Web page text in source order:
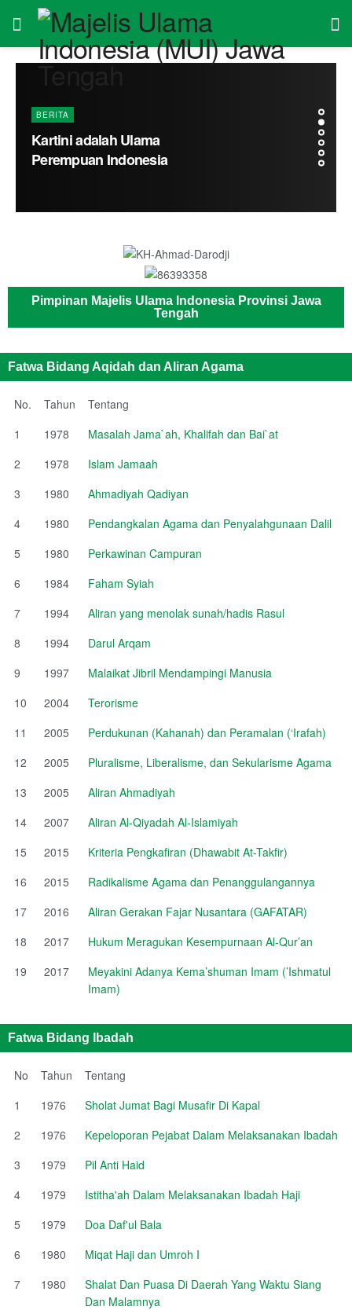
Pimpinan Majelis Ulama Indonesia Provinsi Jawa
Tengah
Fatwa Bidang Aqidah dan Aliran Agama
No. Tahun
Tentang
1
1978
Masalah Jama`ah, Khalifah dan Bai`at
2
1978
Islam Jamaah
3
1980
Ahmadiyah Qadiyan
4
1980
Pendangkalan Agama dan Penyalahgunaan Dalil
5
1980
Perkawinan Campuran
6
1984
Faham Syiah
7
1994
Aliran yang menolak sunah/hadis Rasul
8
1994
Darul Arqam
9
1997
Malaikat Jibril Mendampingi Manusia
10
2004
Terorisme
11
2005
Perdukunan (Kahanah) dan Peramalan (‘Irafah)
12
2005
Pluralisme, Liberalisme, dan Sekularisme Agama
13
2005
Aliran Ahmadiyah
14
2007
Aliran Al-Qiyadah Al-Islamiyah
15
2015
Kriteria Pengkafiran (Dhawabit At-Takfir)
16
2015
Radikalisme Agama dan Penanggulangannya
17
2016
Aliran Gerakan Fajar Nusantara (GAFATAR)
18
2017
Hukum Meragukan Kesempurnaan Al-Qur’an
19
2017
Meyakini Adanya Kema’shuman Imam (’Ishmatul
Imam)
Fatwa Bidang Ibadah
No Tahun
Tentang
1
1976
Sholat Jumat Bagi Musafir Di Kapal
2
1976
Kepeloporan Pejabat Dalam Melaksanakan Ibadah
3
1979
Pil Anti Haid
4
1979
Istitha'ah Dalam Melaksanakan Ibadah Haji
5
1979
Doa Daf'ul Bala
6
1980
Miqat Haji dan Umroh I
7
1980
Shalat Dan Puasa Di Daerah Yang Waktu Siang
Dan Malamnya